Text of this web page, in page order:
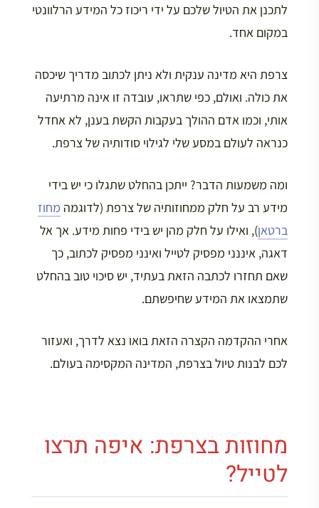
לתכנן את הטיול שלכם על ידי ריכוז כל המידע הרלוונטי
במקום אחד.
צרפת היא מדינה ענקית ולא ניתן לכתוב מדריך שיכסה
את כולה. ואולם, כפי שתראו, עובדה זו אינה מרתיעה
אותי, וכמו אדם ההולך בעקבות הקשת בענן, לא אחדל
כנראה לעולם במסע שלי לגילוי סודותיה של צרפת.
ומה משמעות הדבר? ייתכן בהחלט שתגלו כי יש בידי
מידע רב על חלק ממחוזותיה של צרפת (לדוגמה מחוז
ברטאן), ואילו על חלק מהן יש בידי פחות מידע. אך אל
דאגה, איננני מפסיק לטייל ואינני מפסיק לכתוב, כך
שאם תחזרו לכתבה הזאת בעתיד, יש סיכוי טוב בהחלט
שתמצאו את המידע שחיפשתם.
אחרי ההקדמה הקצרה הזאת בואו נצא לדרך, ואעזור
לכם לבנות טיול בצרפת, המדינה המקסימה בעולם.
מחוזות בצרפת: איפה תרצו
לטייל?